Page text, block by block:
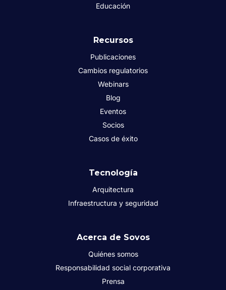
Educación
Recursos
Publicaciones
Cambios regulatorios
Webinars
Blog
Eventos
Socios
Casos de éxito
Tecnología
Arquitectura
Infraestructura y seguridad
Acerca de Sovos
Quiénes somos
Responsabilidad social corporativa
Prensa